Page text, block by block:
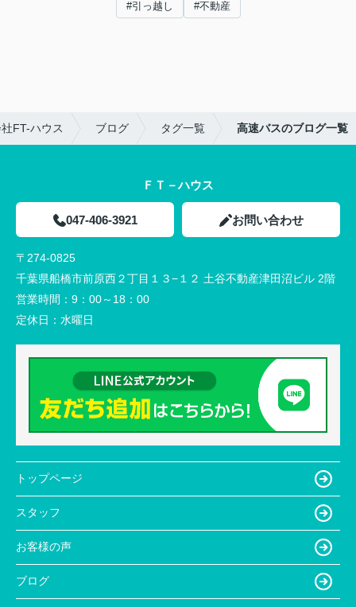
#引っ越し #不動産
FT-ハウス ブログ タグ一覧 高速バスのブログ一覧
ＦＴ－ハウス
047-406-3921 お問い合わせ
〒274-0825
千葉県船橋市前原西２丁目１３−１２ 土谷不動産津田沼ビル 2階
営業時間： 9：00～18：00
定休日： 水曜日
トップページ
スタッフ
お客様の声
ブログ